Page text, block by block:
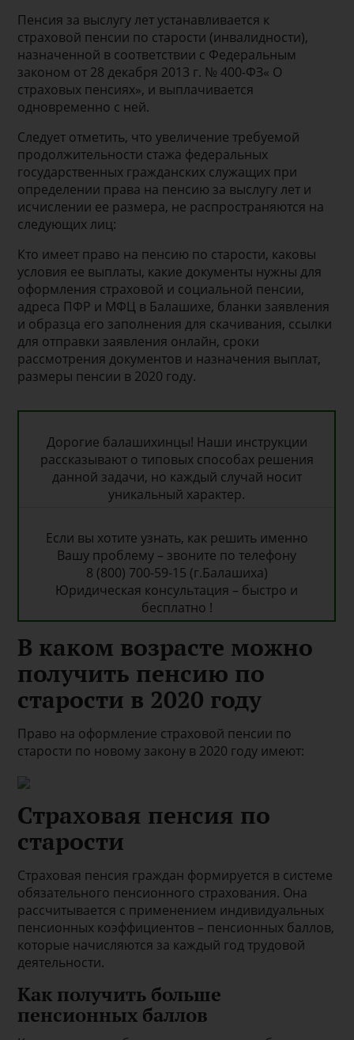
Пенсия за выслугу лет устанавливается к
страховой пенсии по старости (инвалидности),
назначенной в соответствии с Федеральным
законом от 28 декабря 2013 г. № 400-ФЗ« О
страховых пенсиях», и выплачивается
одновременно с ней.
Следует отметить, что увеличение требуемой
продолжительности стажа федеральных
государственных гражданских служащих при
определении права на пенсию за выслугу лет и
исчислении ее размера, не распространяются на
следующих лиц:
Кто имеет право на пенсию по старости, каковы
условия ее выплаты, какие документы нужны для
оформления страховой и социальной пенсии,
адреса ПФР и МФЦ в Балашихе, бланки заявления
и образца его заполнения для скачивания, ссылки
для отправки заявления онлайн, сроки
рассмотрения документов и назначения выплат,
размеры пенсии в 2020 году.
Дорогие балашихинцы! Наши инструкции
рассказывают о типовых способах решения
данной задачи, но каждый случай носит
уникальный характер.
Если вы хотите узнать, как решить именно
Вашу проблему – звоните по телефону
8 (800) 700-59-15 (г.Балашиха)
Юридическая консультация – быстро и
бесплатно !
В каком возрасте можно
получить пенсию по
старости в 2020 году
Право на оформление страховой пенсии по
старости по новому закону в 2020 году имеют:
Страховая пенсия по
старости
Страховая пенсия граждан формируется в системе
обязательного пенсионного страхования. Она
рассчитывается с применением индивидуальных
пенсионных коэффициентов – пенсионных баллов,
которые начисляются за каждый год трудовой
деятельности.
Как получить больше
пенсионных баллов